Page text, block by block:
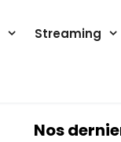
Streaming
Nos